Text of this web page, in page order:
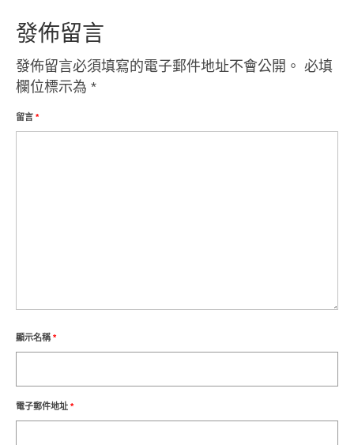
發佈留言
發佈留言必須填寫的電子郵件地址不會公開。 必填
欄位標示為 *
留言 *
顯示名稱 *
電子郵件地址 *